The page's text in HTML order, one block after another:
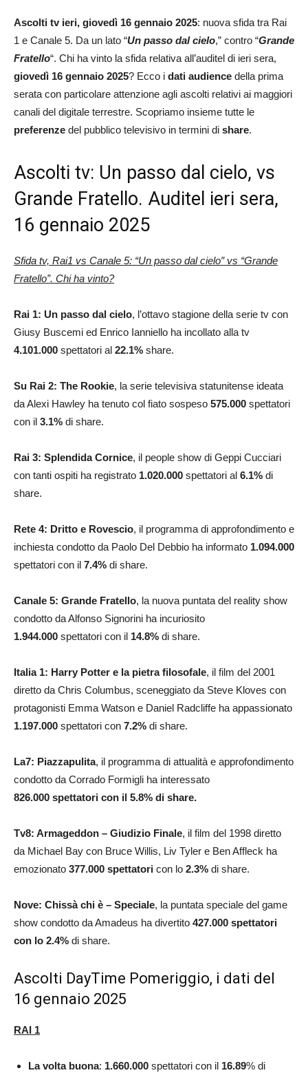
Ascolti tv ieri, giovedì 16 gennaio 2025: nuova sfida tra Rai
1 e Canale 5. Da un lato “Un passo dal cielo,” contro “Grande
Fratello“. Chi ha vinto la sfida relativa all’auditel di ieri sera,
giovedì 16 gennaio 2025? Ecco i dati audience della prima
serata con particolare attenzione agli ascolti relativi ai maggiori
canali del digitale terrestre. Scopriamo insieme tutte le
preferenze del pubblico televisivo in termini di share.
Ascolti tv: Un passo dal cielo, vs
Grande Fratello. Auditel ieri sera,
16 gennaio 2025
Sfida tv, Rai1 vs Canale 5: “Un passo dal cielo″ vs “Grande
Fratello”. Chi ha vinto?
Rai 1: Un passo dal cielo, l’ottavo stagione della serie tv con
Giusy Buscemi ed Enrico Ianniello ha incollato alla tv
4.101.000 spettatori al 22.1% share.
Su Rai 2: The Rookie, la serie televisiva statunitense ideata
da Alexi Hawley ha tenuto col fiato sospeso 575.000 spettatori
con il 3.1% di share.
Rai 3: Splendida Cornice, il people show di Geppi Cucciari
con tanti ospiti ha registrato 1.020.000 spettatori al 6.1% di
share.
Rete 4: Dritto e Rovescio, il programma di approfondimento e
inchiesta condotto da Paolo Del Debbio ha informato 1.094.000
spettatori con il 7.4% di share.
Canale 5: Grande Fratello, la nuova puntata del reality show
condotto da Alfonso Signorini ha incuriosito
1.944.000 spettatori con il 14.8% di share.
Italia 1: Harry Potter e la pietra filosofale, il film del 2001
diretto da Chris Columbus, sceneggiato da Steve Kloves con
protagonisti Emma Watson e Daniel Radcliffe ha appassionato
1.197.000 spettatori con 7.2% di share.
La7: Piazzapulita, il programma di attualità e approfondimento
condotto da Corrado Formigli ha interessato
826.000 spettatori con il 5.8% di share.
Tv8: Armageddon – Giudizio Finale, il film del 1998 diretto
da Michael Bay con Bruce Willis, Liv Tyler e Ben Affleck ha
emozionato 377.000 spettatori con lo 2.3% di share.
Nove: Chissà chi è – Speciale, la puntata speciale del game
show condotto da Amadeus ha divertito 427.000 spettatori
con lo 2.4% di share.
Ascolti DayTime Pomeriggio, i dati del
16 gennaio 2025
RAI 1
La volta buona: 1.660.000 spettatori con il 16.89% di